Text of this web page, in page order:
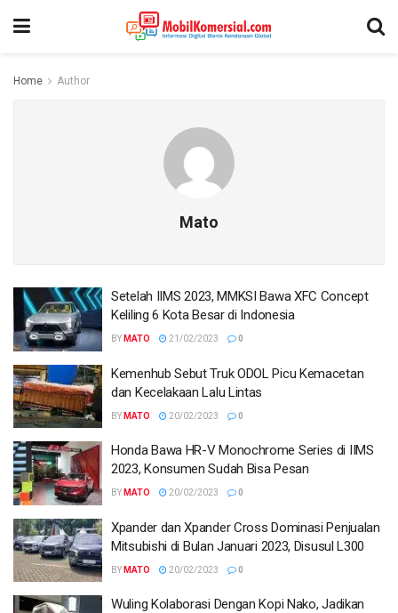
Home Author
Mato
Setelah IIMS 2023, MMKSI Bawa XFC Concept
Keliling 6 Kota Besar di Indonesia
BY MATO 21/02/2023 0
Kemenhub Sebut Truk ODOL Picu Kemacetan
dan Kecelakaan Lalu Lintas
BY MATO 20/02/2023 0
Honda Bawa HR-V Monochrome Series di IIMS
2023, Konsumen Sudah Bisa Pesan
BY MATO 20/02/2023 0
Xpander dan Xpander Cross Dominasi Penjualan
Mitsubishi di Bulan Januari 2023, Disusul L300
BY MATO 20/02/2023 0
Wuling Kolaborasi Dengan Kopi Nako, Jadikan